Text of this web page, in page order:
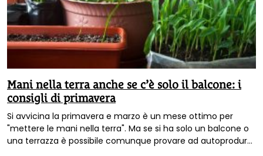
Mani nella terra anche se c’è solo il balcone: i
consigli di primavera
Si avvicina la primavera e marzo è un mese ottimo per
"mettere le mani nella terra". Ma se si ha solo un balcone o
una terrazza è possibile comunque provare ad autoprodursi